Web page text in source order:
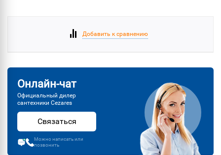
Добавить к сравнению
Онлайн-чат
Официальный дилер
сантехники Cezares
Связаться
Можно написать или
позвонить